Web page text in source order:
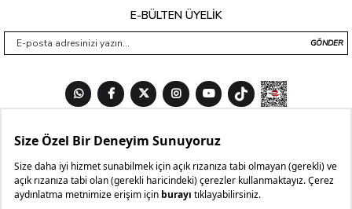
E-BÜLTEN ÜYELİK
GÖNDER